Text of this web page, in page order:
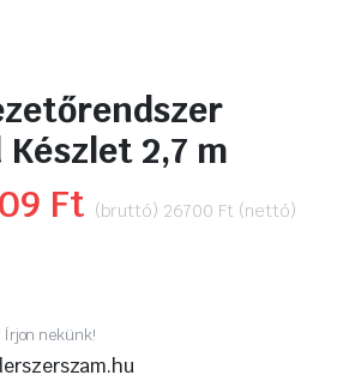
2,7 m
Ft.
Ft Current
33909 Ft.
(bruttó) 26700 Ft (nettó)
Írjon nekünk!